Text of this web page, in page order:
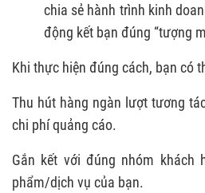
chia sẻ hành trình kinh
động kết bạn đúng “tượng
Khi thực hiện đúng cách, bạn có
Thu hút hàng ngàn lượt tương
chi phí quảng cáo.
Gắn kết với đúng nhóm khách
phẩm/dịch vụ của bạn.